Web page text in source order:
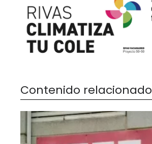
Contenido relacionado